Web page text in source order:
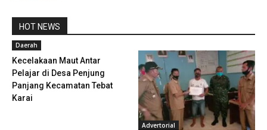
HOT NEWS
Daerah
Kecelakaan Maut Antar
Pelajar di Desa Penjung
Panjang Kecamatan Tebat
Karai
Advertorial